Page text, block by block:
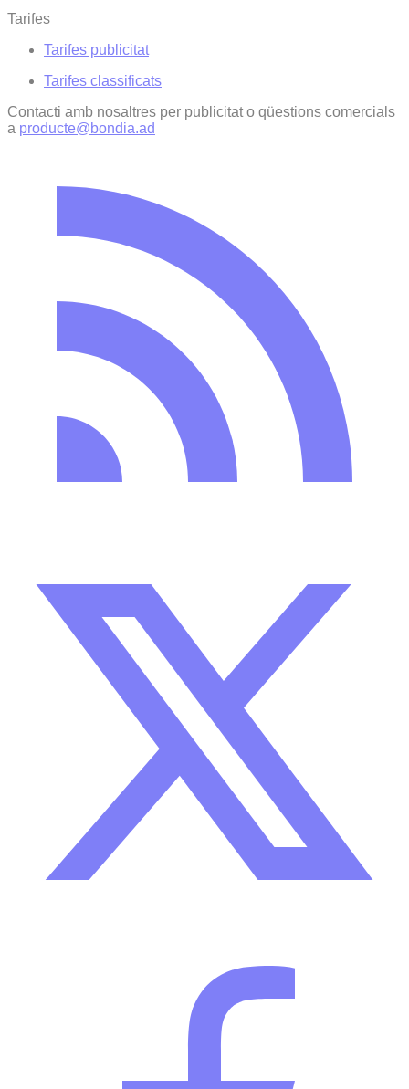
Tarifes
Tarifes publicitat
Tarifes classificats
Contacti amb nosaltres per publicitat o qüestions comercials
a producte@bondia.ad